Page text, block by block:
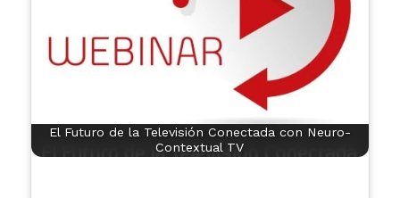
El Futuro de la Televisión Conectada con Neuro-
Contextual TV